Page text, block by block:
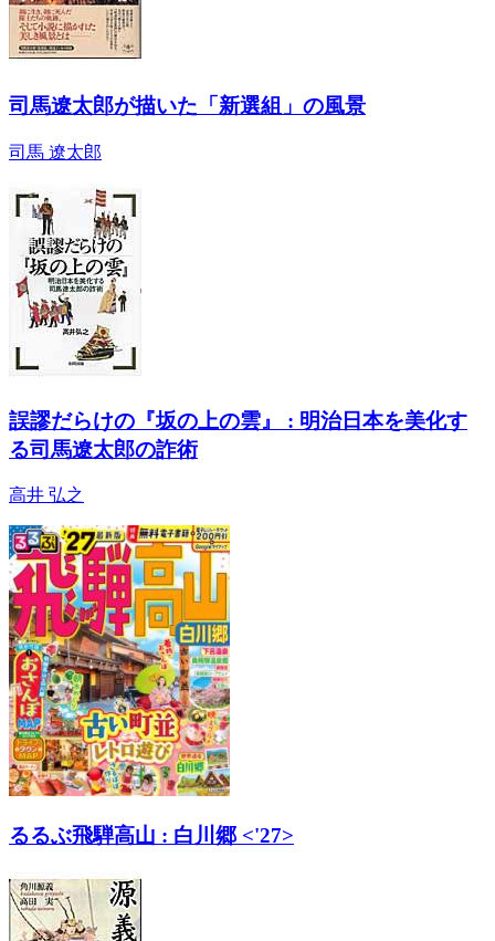
司馬遼太郎が描いた「新選組」の風景
司馬 遼太郎
誤謬だらけの『坂の上の雲』 : 明治日本を美化す
る司馬遼太郎の詐術
高井 弘之
るるぶ飛騨高山 : 白川郷 <'27>